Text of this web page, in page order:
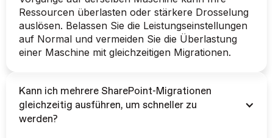
Ressourcen überlasten oder stärkere Drosselung
auslösen. Belassen Sie die Leistungseinstellungen
auf Normal und vermeiden Sie die Überlastung
einer Maschine mit gleichzeitigen Migrationen.
Kann ich mehrere SharePoint-Migrationen
gleichzeitig ausführen, um schneller zu
werden?